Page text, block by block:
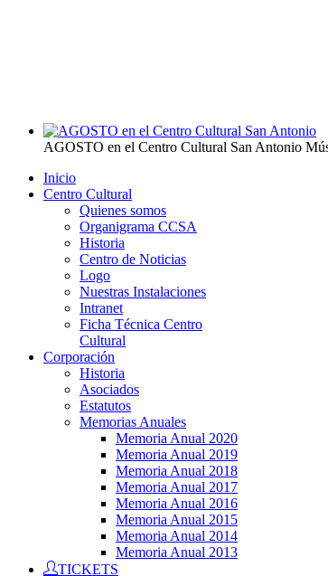
AGOSTO en el Centro Cultural San Antonio
Inicio
Centro Cultural
Quienes somos
Organigrama CCSA
Historia
Centro de Noticias
Logo
Nuestras Instalaciones
Intranet
Ficha Técnica Centro
Cultural
Corporación
Historia
Asociados
Estatutos
Memorias Anuales
Memoria Anual 2020
Memoria Anual 2019
Memoria Anual 2018
Memoria Anual 2017
Memoria Anual 2016
Memoria Anual 2015
Memoria Anual 2014
Memoria Anual 2013
TICKETS